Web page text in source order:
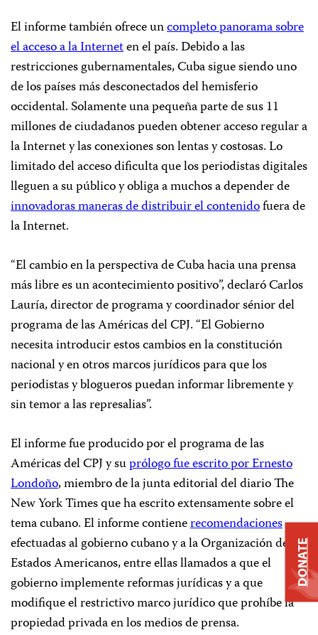
El informe también ofrece uncompleto panorama sobre
el acceso a la Interneten el país. Debido a las
restricciones gubernamentales, Cuba sigue siendo uno
de los países más desconectados del hemisferio
occidental. Solamente una pequeña parte de sus 11
millones de ciudadanos pueden obtener acceso regular a
la Internet y las conexiones son lentas y costosas. Lo
limitado del acceso dificulta que los periodistas digitales
lleguen a su público y obliga a muchos a depender de
innovadoras maneras de distribuir el contenidofuera de
la Internet.
“El cambio en la perspectiva de Cuba hacia una prensa
más libre es un acontecimiento positivo”, declaró Carlos
Lauría, director de programa y coordinador sénior del
programa de las Américas del CPJ. “El Gobierno
necesita introducir estos cambios en la constitución
nacional y en otros marcos jurídicos para que los
periodistas y blogueros puedan informar libremente y
sin temor a las represalias”.
El informe fue producido por el programa de las
Américas del CPJ y suprólogo fue escrito por Ernesto
Londoño, miembro de la junta editorial del diario The
New York Times que ha escrito extensamente sobre el
tema cubano. El informe contienerecomendaciones
efectuadas al gobierno cubano y a la Organización de los
Estados Americanos, entre ellas llamados a que el
gobierno implemente reformas jurídicas y a que
modifique el restrictivo marco jurídico que prohíbe la
propiedad privada en los medios de prensa.
DONATE